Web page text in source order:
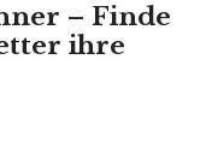
– Finde
ihre